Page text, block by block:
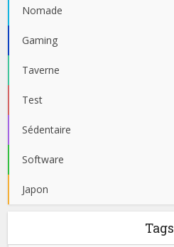
Nomade
Gaming
Taverne
Test
Sédentaire
Software
Japon
Tags